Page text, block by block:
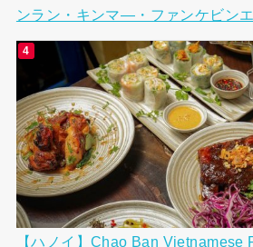
ンラン・キンマ―・ファンケビンエ
【ハノイ】Chao Ban Vietnamese